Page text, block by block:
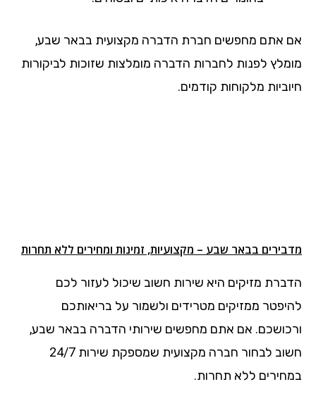
אם אתם מחפשים חברת הדברה מקצועית בבאר שבע,
מומלץ לפנות לחברות הדברה מומלצות שזוכות לביקורות
חיוביות מלקוחות קודמים.
מדבירים בבאר שבע – מקצועיות, זמינות ומחירים ללא תחרות
הדברת מזיקים היא שירות חשוב שיכול לעזור לכם
להיפטר ממזיקים מטרידים ולשמור על בריאותכם
ורכושכם. אם אתם מחפשים שירותי הדברה בבאר שבע,
חשוב לבחור חברה מקצועית שמספקת שירות 24/7
במחירים ללא תחרות.